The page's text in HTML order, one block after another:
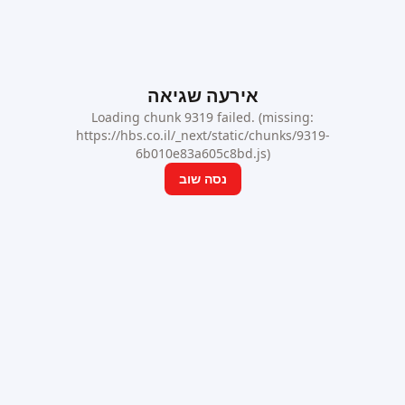
אירעה שגיאה
Loading chunk 9319 failed. (missing:
https://hbs.co.il/_next/static/chunks/9319-
6b010e83a605c8bd.js)